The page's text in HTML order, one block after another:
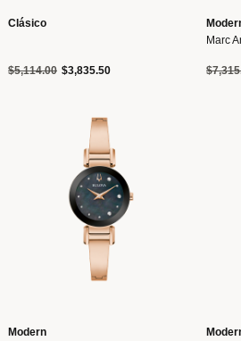
Clásico
Precio reducido de
$5,114.00a$3,835.50
Marc
Precio
Modern